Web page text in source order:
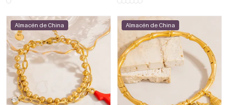
Almacén de China Almacén de China